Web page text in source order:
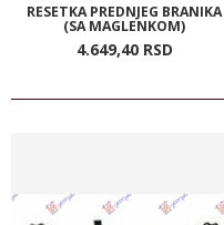
RESETKA PREDNJEG BRANIKA
(SA MAGLENKOM)
4.649,40 RSD